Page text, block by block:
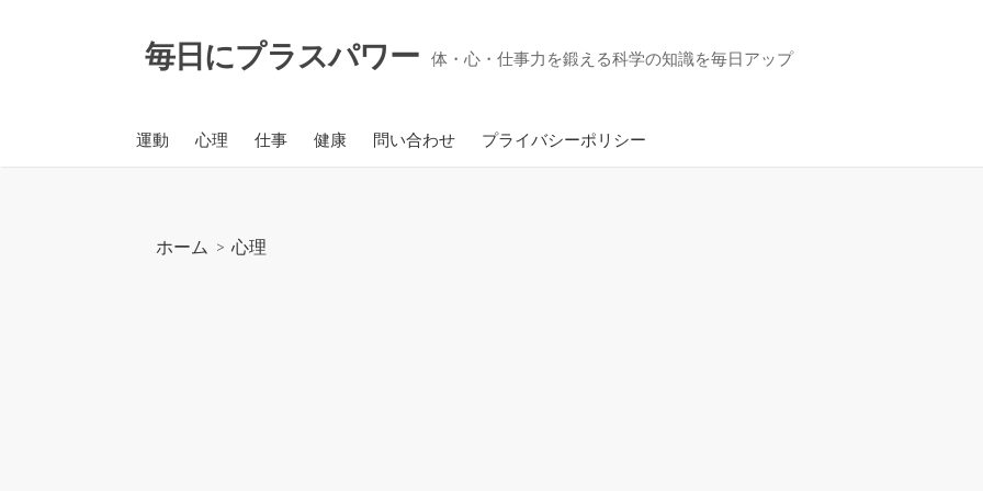
毎日にプラスパワー 体・心・仕事力を鍛える科学の知識を毎日アップ
運動 心理 仕事 健康 問い合わせ プライバシーポリシー
ホーム > 心理